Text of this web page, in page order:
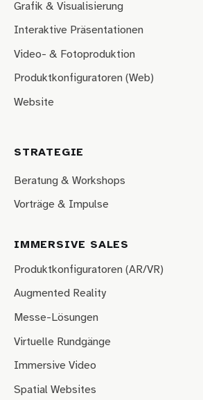
Grafik & Visualisierung
Interaktive Präsentationen
Video- & Fotoproduktion
Produktkonfiguratoren (Web)
Website
STRATEGIE
Beratung & Workshops
Vorträge & Impulse
IMMERSIVE SALES
Produktkonfiguratoren (AR/VR)
Augmented Reality
Messe-Lösungen
Virtuelle Rundgänge
Immersive Video
Spatial Websites